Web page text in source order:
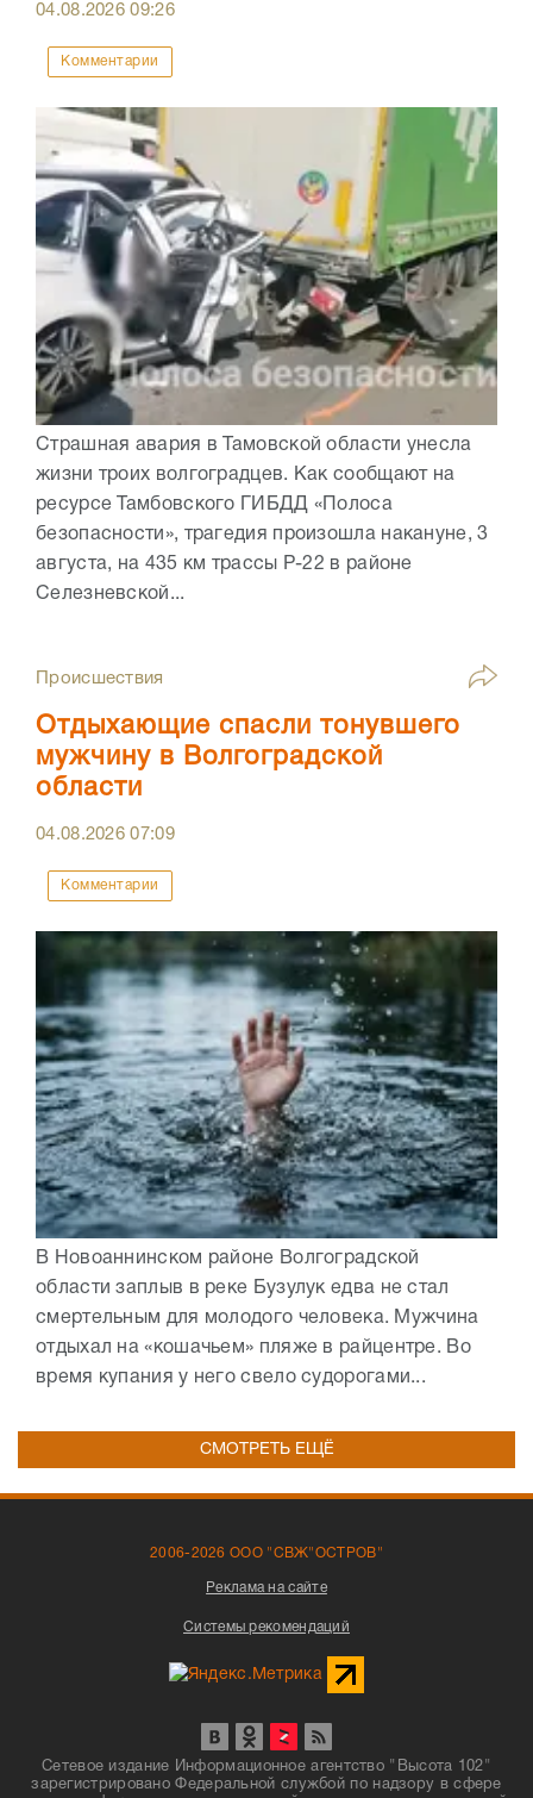
04.08.202609:26
Комментарии
Страшная авария в Тамовской области унесла
жизни троих волгоградцев. Как сообщают на
ресурсе Тамбовского ГИБДД «Полоса
безопасности», трагедия произошла накануне, 3
августа, на 435 км трассы Р-22 в районе
Селезневской...
Происшествия
Отдыхающие спасли тонувшего
мужчину в Волгоградской
области
04.08.202607:09
Комментарии
В Новоаннинском районе Волгоградской
области заплыв в реке Бузулук едва не стал
смертельным для молодого человека. Мужчина
отдыхал на «кошачьем» пляже в райцентре. Во
время купания у него свело судорогами...
СМОТРЕТЬ ЕЩЁ
2006-2026 ООО "СВЖ"ОСТРОВ"
Реклама на сайте
Системы рекомендаций
Сетевое издание Информационное агентство "Высота 102"
зарегистрировано Федеральной службой по надзору в сфере